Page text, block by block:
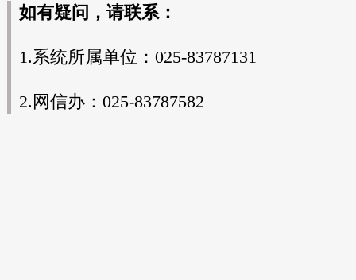
如有疑问，请联系：
1.系统所属单位：025-83787131
2.网信办：025-83787582